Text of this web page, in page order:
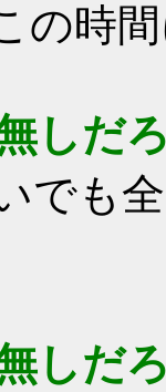
の時
しだ
でも
しだ